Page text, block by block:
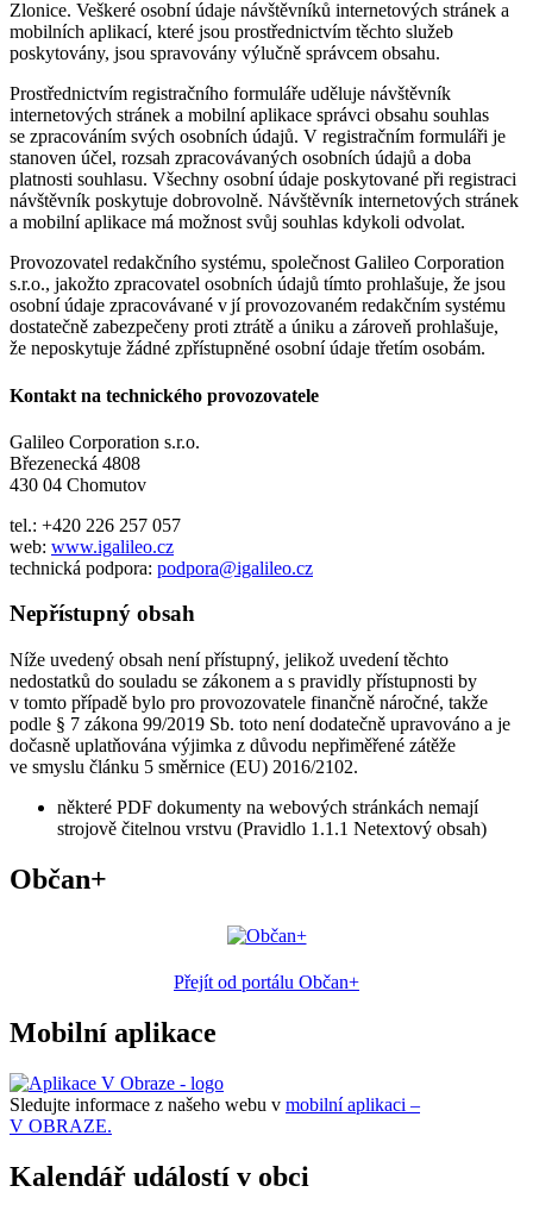
Zlonice. Veškeré osobní údaje návštěvníků internetových stránek a
mobilních aplikací, které jsou prostřednictvím těchto služeb
poskytovány, jsou spravovány výlučně správcem obsahu.
Prostřednictvím registračního formuláře uděluje návštěvník
internetových stránek a mobilní aplikace správci obsahu souhlas
se zpracováním svých osobních údajů. V registračním formuláři je
stanoven účel, rozsah zpracovávaných osobních údajů a doba
platnosti souhlasu. Všechny osobní údaje poskytované při registraci
návštěvník poskytuje dobrovolně. Návštěvník internetových stránek
a mobilní aplikace má možnost svůj souhlas kdykoli odvolat.
Provozovatel redakčního systému, společnost Galileo Corporation
s.r.o., jakožto zpracovatel osobních údajů tímto prohlašuje, že jsou
osobní údaje zpracovávané v jí provozovaném redakčním systému
dostatečně zabezpečeny proti ztrátě a úniku a zároveň prohlašuje,
že neposkytuje žádné zpřístupněné osobní údaje třetím osobám.
Kontakt na technického provozovatele
Galileo Corporation s.r.o.
Březenecká 4808
430 04 Chomutov
tel.: +420 226 257 057
web: www.igalileo.cz
technická podpora: podpora@igalileo.cz
Nepřístupný obsah
Níže uvedený obsah není přístupný, jelikož uvedení těchto
nedostatků do souladu se zákonem a s pravidly přístupnosti by
v tomto případě bylo pro provozovatele finančně náročné, takže
podle § 7 zákona 99/2019 Sb. toto není dodatečně upravováno a je
dočasně uplatňována výjimka z důvodu nepřiměřené zátěže
ve smyslu článku 5 směrnice (EU) 2016/2102.
některé PDF dokumenty na webových stránkách nemají
strojově čitelnou vrstvu (Pravidlo 1.1.1 Netextový obsah)
Občan+
Přejít od portálu Občan+
Mobilní aplikace
Sledujte informace z našeho webu v mobilní aplikaci –
V OBRAZE.
Kalendář událostí v obci